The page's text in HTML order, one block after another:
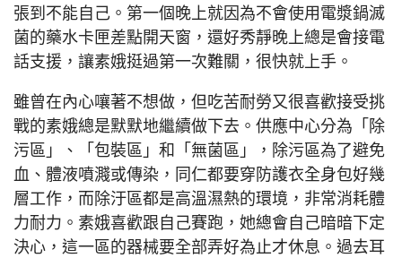
張到不能自己。第一個晚上就因為不會使用電漿鍋滅
菌的藥水卡匣差點開天窗，還好秀靜晚上總是會接電
話支援，讓素娥挺過第一次難關，很快就上手。
雖曾在內心嚷著不想做，但吃苦耐勞又很喜歡接受挑
戰的素娥總是默默地繼續做下去。供應中心分為「除
污區」、「包裝區」和「無菌區」，除污區為了避免
血、體液噴濺或傳染，同仁都要穿防護衣全身包好幾
層工作，而除汙區都是高溫濕熱的環境，非常消耗體
力耐力。素娥喜歡跟自己賽跑，她總會自己暗暗下定
決心，這一區的器械要全部弄好為止才休息。過去耳